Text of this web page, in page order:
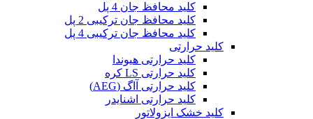
کلید محافظ جان 4 پل
کلید محافظ جان ترکیبی 2 پل
کلید محافظ جان ترکیبی 4 پل
کلید حرارتی
کلید حرارتی هیوندا
کلید حرارتی LS کره
کلید حرارتی آاگ (AEG)
کلید حرارتی اشنایدر
کلید خشک ایزولاتور